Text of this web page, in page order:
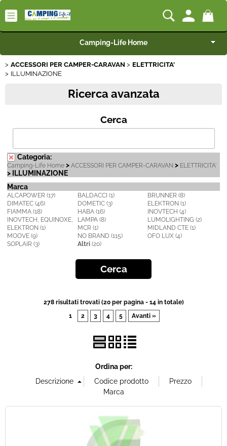
Camping-Life Home
Articoli per Camper e Caravan
Articoli per Furgonati e Van
Speciale Arredo
Rimorchi
Nautica
Offerte Del mese
Fineserie e Occasioni
Convenzioni
Lavora Con Noi
ACCESSORI PER CAMPER-CARAVAN
ELETTRICITA'
ILLUMINAZIONE
Ricerca avanzata
Cerca
Categoria:
Camping-Life Home > ACCESSORI PER CAMPER-CARAVAN > ELETTRICITA'
> ILLUMINAZIONE
Marca
ALCAPOWER (17) BALDACCI (1)
BRUNNER (8)
DIMATEC (46)
DOMETIC (3)
ELEKTRON (1)
FIAMMA (18)
HABA (16)
INOVTECH (4)
INOVTECH, EQUINOXE,
ELEKTRON (1)
LAMPA (8)
LUMOLIGHTING (2)
MCR (1)
MIDLAND CTE (1)
MOOVE (9)
NO BRAND (115)
OFO LUX (4)
SOPLAIR (3)
Altri(20)
278 risultati trovati (20 per pagina - 14 in totale)
1
2 3 4 5 Avanti »
Ordina per: